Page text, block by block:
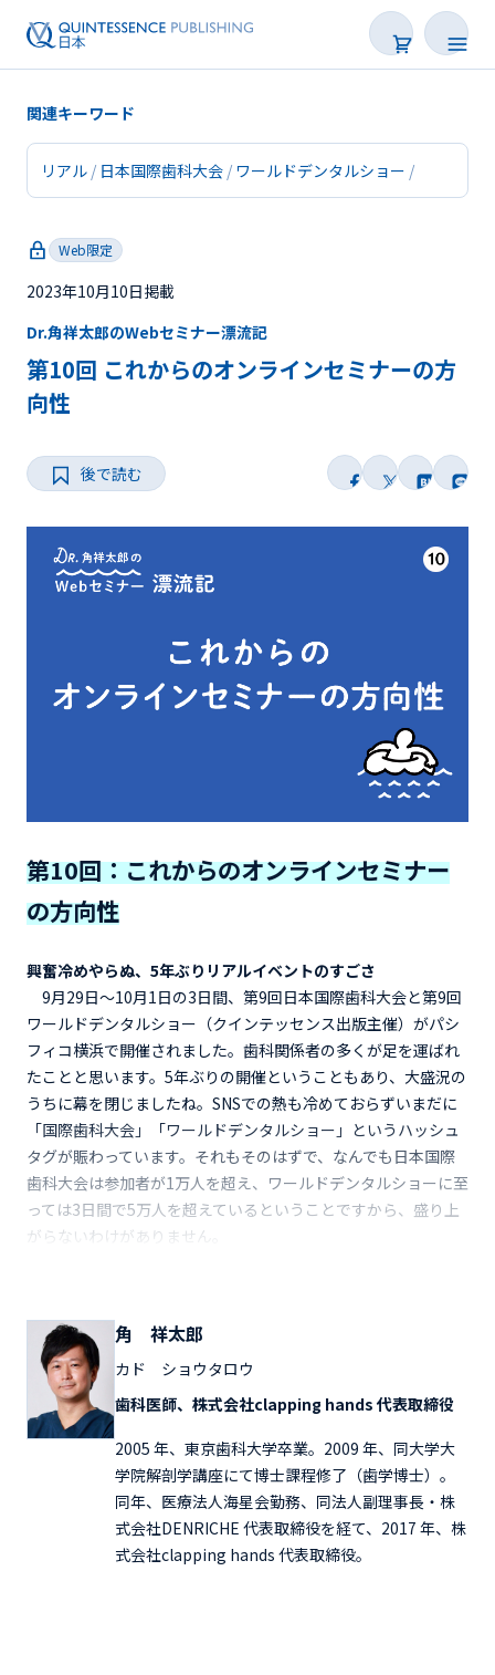
新着
トピックス
関連キーワード
リアル 日本国際歯科大会 ワールドデンタルショー
Web限定
2023年10月10日掲載
Dr.角祥太郎のWebセミナー漂流記
第10回 これからのオンラインセミナーの方
向性
後で読む
第10回：これからのオンラインセミナー
の方向性
興奮冷めやらぬ、5年ぶりリアルイベントのすごさ
9月29日～10月1日の3日間、第9回日本国際歯科大会と第9回
ワールドデンタルショー（クインテッセンス出版主催）がパシ
フィコ横浜で開催されました。歯科関係者の多くが足を運ばれ
たことと思います。5年ぶりの開催ということもあり、大盛況の
うちに幕を閉じましたね。SNSでの熱も冷めておらずいまだに
「国際歯科大会」「ワールドデンタルショー」というハッシュ
タグが賑わっています。それもそのはずで、なんでも日本国際
歯科大会は参加者が1万人を超え、ワールドデンタルショーに至
っては3日間で5万人を超えているということですから、盛り上
がらないわけがありません。
角 祥太郎
カド ショウタロウ
歯科医師、株式会社clapping hands 代表取締役
2005 年、東京歯科大学卒業。2009 年、同大学大
学院解剖学講座にて博士課程修了（歯学博士）。
同年、医療法人海星会勤務、同法人副理事長・株
式会社DENRICHE 代表取締役を経て、2017 年、株
式会社clapping hands 代表取締役。